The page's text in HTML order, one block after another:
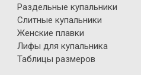
Раздельные купальники
Слитные купальники
Женские плавки
Лифы для купальника
Таблицы размеров